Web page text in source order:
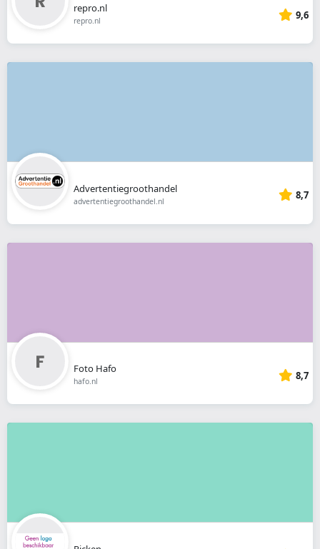
repro.nl
repro.nl 9,6
Advertentiegroothandel
advertentiegroothandel.nl 8,7
Foto Hafo
hafo.nl 8,7